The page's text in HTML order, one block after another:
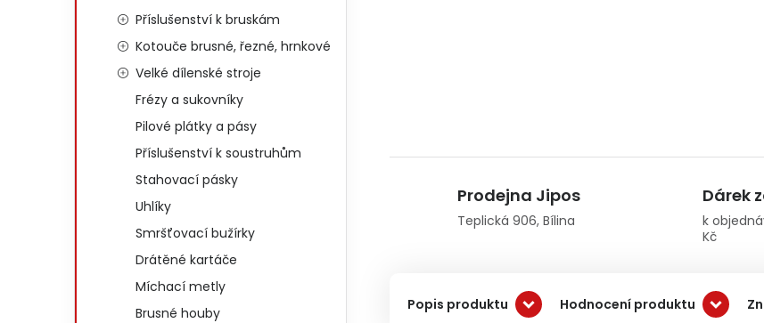
Příslušenství k bruskám
Kotouče brusné, řezné, hrnkové
Velké dílenské stroje
Frézy a sukovníky
Pilové plátky a pásy
Příslušenství k soustruhům
Stahovací pásky
Uhlíky
Smršťovací bužírky
Drátěné kartáče
Míchací metly
Brusné houby
Prodejna Jipos
Teplická 906, Bílina
Dárek
k
Kč
Popis produktu Hodnocení produktu